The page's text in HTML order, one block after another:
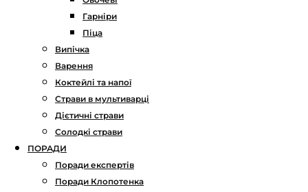
Гарніри
Піца
Випічка
Варення
Коктейлі та напої
Страви в мультиварці
Дієтичні страви
Солодкі страви
ПОРАДИ
Поради експертів
Поради Клопотенка